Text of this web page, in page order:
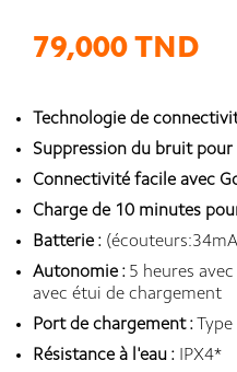
79,000 TND
Technologie de
Suppression du bruit pour
Connectivité facile avec
Charge de 10 minutes
Batterie :
Autonomie : 5 heures
avec étui de chargement
Port de chargement :
Type
Résistance à l'eau : IPX4*